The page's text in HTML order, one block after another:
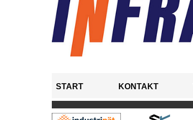
START KONTAKT